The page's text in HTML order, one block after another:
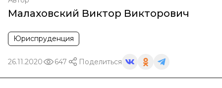
Малаховский Виктор Викторович
Юриспруденция
26.11.2020 647 Поделиться